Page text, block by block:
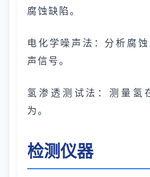
腐蚀缺陷。
电化学噪声法：分析腐
声信号。
氢渗透测试法：测量氢
为。
检测仪器